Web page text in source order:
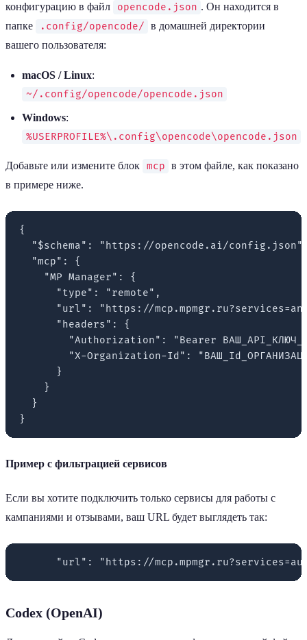
конфигурацию в файл
opencode.json . Он находится в
папке
.config/opencode/ в домашней директории
вашего пользователя:
macOS / Linux:
~/.config/opencode/opencode.json
Windows:
%USERPROFILE%\.config\opencode\opencode.json
Добавьте или измените блок mcp в этом файле, как показано
в примере ниже.
{
"$schema": "https://opencode.ai/
  "mcp": {
    "MP Manager": {
      "type": "remote",
"url": "https://
      "headers": {
"Authorization": "Bearer
"X-Organization-Id":
      }
    }
  }
Пример с фильтрацией сервисов
Если вы хотите подключить только сервисы для работы с
кампаниями и отзывами, ваш URL будет выглядеть так:
Codex (OpenAI)